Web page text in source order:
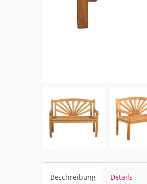
Beschreibung Details